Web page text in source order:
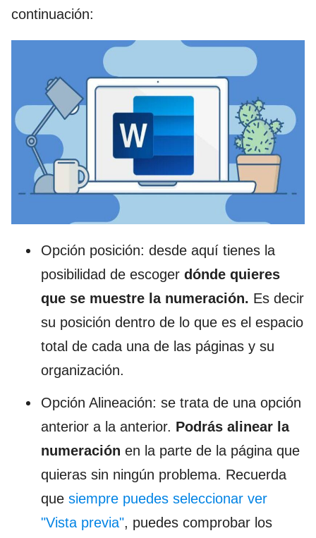
continuación:
Opción posición: desde aquí tienes la
posibilidad de escoger dónde quieres
que se muestre la numeración. Es decir
su posición dentro de lo que es el espacio
total de cada una de las páginas y su
organización.
Opción Alineación: se trata de una opción
anterior a la anterior. Podrás alinear la
numeración en la parte de la página que
quieras sin ningún problema. Recuerda
que siempre puedes seleccionar ver
"Vista previa", puedes comprobar los